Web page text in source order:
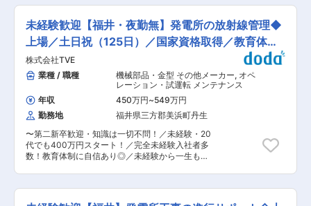
ロからプロに育てます ・OJT研修＋資格取得支援
で、基礎からしっかり学べる ・ 教材費・受験費
は会社負担！国家資格も目指せる ・平均3〜5年
で一人前に。焦らずじっくり成長できる ■こんな
人にピッタリ！ ・手に職をつけたい ・安定した
会社で長く働きたい ・体を動かす仕事が好き ・
社会の役に立つ仕事がしたい ■働きやすさもバッ
チリ！ ・年間休日123日（土日祝休） ・残業月２
0時間以下 ・福井県内勤務のみ！出張なし ・関西
電力グループの安定性◎ （工事の依頼内容によ
り、シフト制勤務・土日出勤が発生する場合もあ
ります） ■応募条件は「普通免許」だけ！ 学
歴・経験は一切不問。 「やってみたい！」という
ます。 ■今こそ、未来のインフラを守る仕事にチ
ャレンジしよう！ 電気を守る。暮らしを守る。
を深め、その後は事業計画や戦略立案など、会社
の中核を担うポジションへとステップアップして
いただきます。 ■具体的な仕事内容 ご経験・適
性に応じて、以下いずれかの業務に携わっていた
だきます。 ＜原子力領域＞ ・発電所の設計、運
転、保守業務 ・燃料・炉心管理、放射線管理 ・
安全性向上や新規制対応に関するプロジェクト推
進 ＜将来的には＞ ・発電事業の計画立案、戦略
策定 ・大型プロジェクトの企画・推進 ・組織マ
ネジメント、チームリード ※まずは現場での経験
を通じて「技術×事業」の理解を深めていただき
ます。 ■総合職としての役割 総合職は単なる技
術者ではなく、「事業を動かす戦略人材」として
の活躍が期待されています。 ・現場で得た知見を
もとに課題を抽出 ・経営視点での企画・意思決定
に関与 ・プロジェクトをリードし、組織を動かす
未経験歓迎【福井・夜勤無】発電所の放射線管理◆
上場／土日祝（125日）／国家資格取得／教育体制
◎
株式会社TVE
業種 / 職種
機械部品・金型 その他メーカー, オペ
レーション・試運転 メンテナンス
年収
450万円~549万円
勤務地
福井県三方郡美浜町丹生
〜第二新卒歓迎・知識は一切不問！／未経験・20
代でも400万円スタート！／完全未経験入社者多
数！教育体制に自信あり◎／未経験から一生もの
体制★ ・文系の方や、アルバイト経験のみの方も
活躍中の手厚い教育体制！ ・スキルや知識は一切